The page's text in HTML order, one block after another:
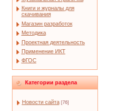
Книги и журналы для
скачивания
Магазин разработок
Методика
Проектная деятельность
Применение ИКТ
ФГОС
Категории раздела
Новости сайта [76]